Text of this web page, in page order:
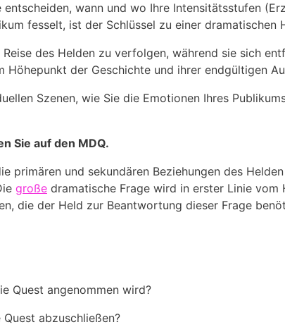
wann und wo Ihre Intensitätsstufen
fesselt, ist der Schlüssel zu einer dramatischen
des Helden zu verfolgen, während sie sich
der Geschichte und ihrer endgültigen
Szenen, wie Sie die Emotionen Ihres
Sie auf den MDQ.
primären und sekundären Beziehungen des
große dramatische Frage wird in erster Linie
die der Held zur Beantwortung dieser Frage
Quest angenommen wird?
abzuschließen?